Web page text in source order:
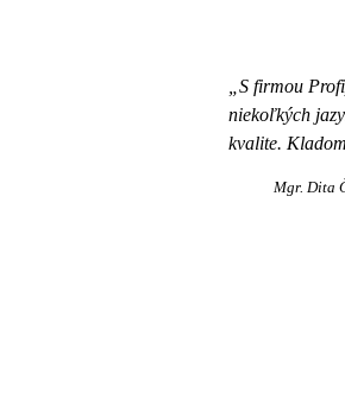
„S firmou
niekoľkých
kvalite.
Mgr. Dita